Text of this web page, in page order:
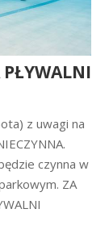
z uwagi na
czynna w
ZA